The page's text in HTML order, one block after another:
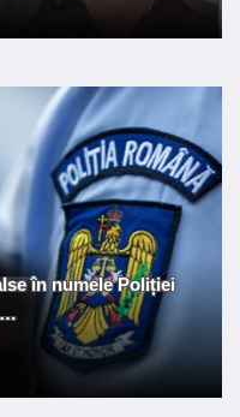
în numele Poliției